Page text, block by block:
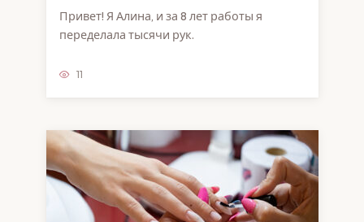
Привет! Я Алина, и за 8 лет работы я
переделала тысячи рук.
11